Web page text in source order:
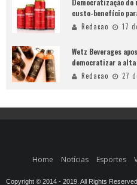
Democratização
custo-benefício
Redacao 17
Wetz Beverages
democratizar a
Redacao 27
Home Notícias Esportes
Copyright © 2014 - 2019. All Rights Reserved.